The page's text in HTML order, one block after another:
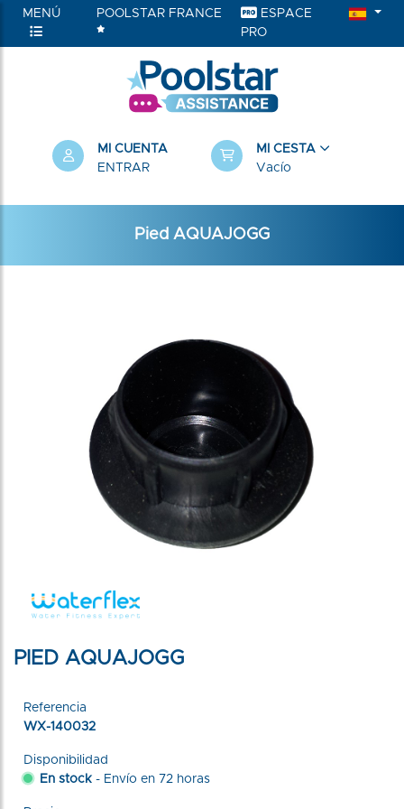
MENÚ POOLSTAR FRANCE
ESPACE
PRO
MI CUENTA
ENTRAR
MI CESTA
Vacío
Pied AQUAJOGG
PIED AQUAJOGG
Referencia
WX-140032
Disponibilidad
En stock - Envío en 72 horas